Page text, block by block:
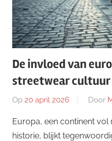
De invloed van
streetwear cultuur
Op 20 april 2026 Door
Europa, een continent
historie, blijkt